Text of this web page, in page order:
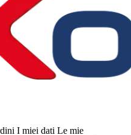
I miei dati Le mie